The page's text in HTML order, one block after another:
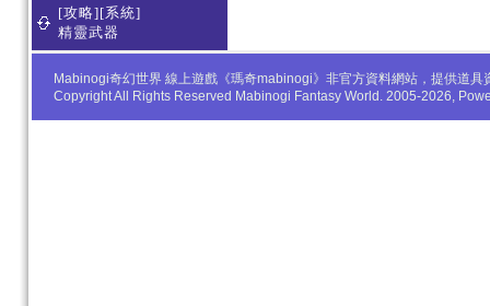
[攻略][系統]
精靈武器
Mabinogi奇幻世界 線上遊戲《瑪奇mabinogi》非官方資料網站，提供道
Copyright All Rights Reserved Mabinogi Fantasy World. 2005-2026,